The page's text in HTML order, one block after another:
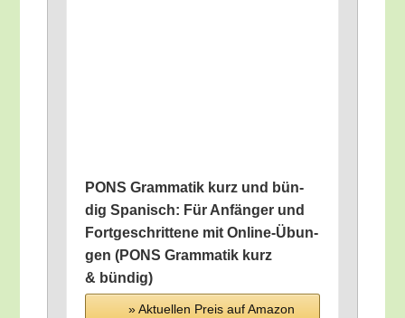
PONS Gram­ma­tik kurz und bün­
dig Spa­nisch: Für Anfän­ger und
Fort­ge­schrit­te­ne mit Online-Übun­
gen (PONS Gram­ma­tik kurz
& bündig)
» Aktu­el­len Preis auf Ama­zon